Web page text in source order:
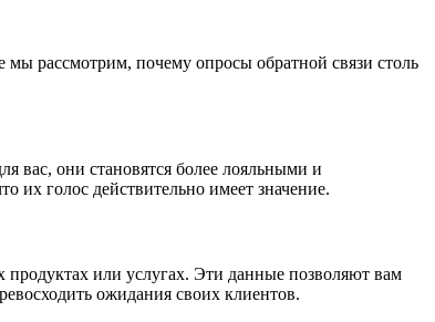
рассмотрим, почему опросы обратной связи столь
вас, они становятся более лояльными и
голос действительно имеет значение.
или услугах. Эти данные позволяют вам
ожидания своих клиентов.